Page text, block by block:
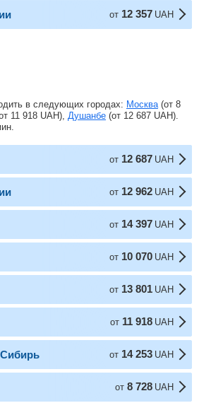
от 12 357 UAH
в следующих городах: Москва (от 8
11 918 UAH), Душанбе (от 12 687 UAH).
от 12 687 UAH
от 12 962 UAH
от 14 397 UAH
от 10 070 UAH
от 13 801 UAH
от 11 918 UAH
от 14 253 UAH
от 8 728 UAH